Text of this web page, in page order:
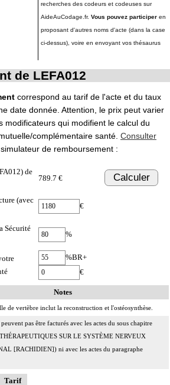
recherches des codeurs et codeuses sur
AideAuCodage.fr. Vous pouvez participer en
proposant d'autres noms d'acte (dans la case
ci-dessus), voire en envoyant vos thésaurus
de LEFA012
correspond au tarif de l'acte et du taux
date donnée. Attention, le prix peut varier
modificateurs qui modifient le calcul du
complémentaire santé. Consulter
de remboursement :
de
789.7 € Calculer
(avec
€
Sécurité
%
%BR+
€
Notes
de vertèbre inclut la reconstruction et l'ostéosynthèse.
pas être facturés avec les actes du sous chapitre
SUR LE SYSTÈME NERVEUX
[RACHIDIEN]) ni avec les actes du paragraphe
vertébrale, on entend : hauteur occupée par deux
Tarif